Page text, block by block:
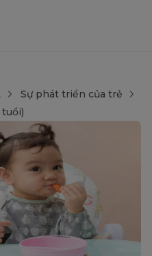
Sự phát triển của trẻ